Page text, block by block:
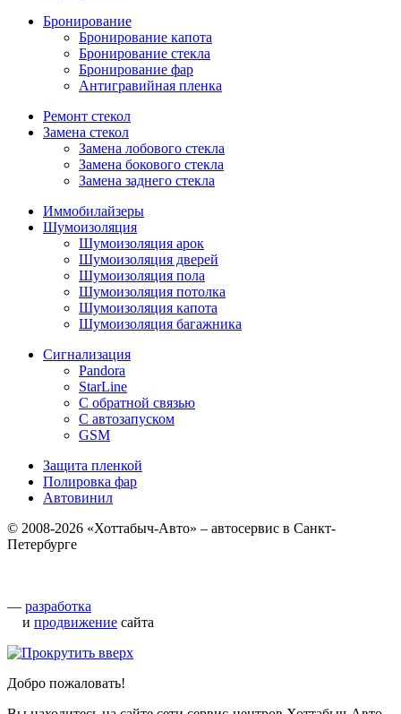
Бронирование
Бронирование капота
Бронирование стекла
Бронирование фар
Антигравийная пленка
Ремонт стекол
Замена стекол
Замена лобового стекла
Замена бокового стекла
Замена заднего стекла
Иммобилайзеры
Шумоизоляция
Шумоизоляция арок
Шумоизоляция дверей
Шумоизоляция пола
Шумоизоляция потолка
Шумоизоляция капота
Шумоизоляция багажника
Сигнализация
Pandora
StarLine
С обратной связью
С автозапуском
GSM
Защита пленкой
Полировка фар
Автовинил
© 2008-2026 «Хоттабыч-Авто» – автосервис в Санкт-
Петербурге
— разработка
и продвижение сайта
Добро пожаловать!